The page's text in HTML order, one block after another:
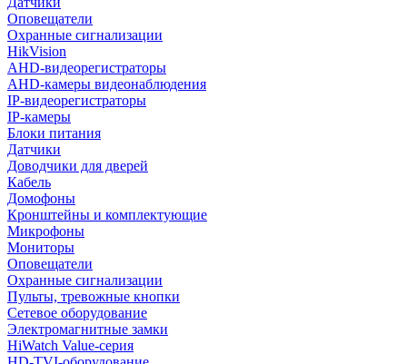
Оповещатели
Охранные сигнализации
HikVision
AHD-видеорегистраторы
AHD-камеры видеонаблюдения
IP-видеорегистраторы
IP-камеры
Блоки питания
Датчики
Доводчики для дверей
Кабель
Домофоны
Кронштейны и комплектующие
Микрофоны
Мониторы
Оповещатели
Охранные сигнализации
Пульты, тревожные кнопки
Сетевое оборудование
Электромагнитные замки
HiWatch Value-серия